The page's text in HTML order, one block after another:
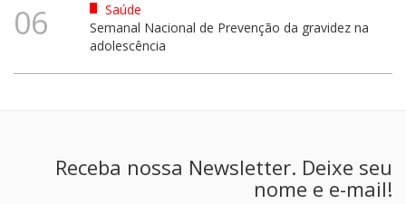
06
Saúde
Semanal Nacional de Prevenção da gravidez na
adolescência
Receba nossa Newsletter. Deixe seu
nome e e-mail!